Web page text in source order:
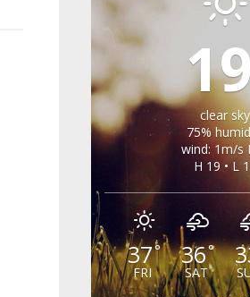
19
clear sky
75%
wind: 1m/s
H 19 • L
37°
FRI
36°
SAT